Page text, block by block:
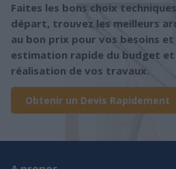
Faites les bons choix
départ, trouvez les meilleurs
au bon prix pour vos besoins
estimation rapide du budget et
réalisation de vos travaux.
Obtenir un Devis Rapidement